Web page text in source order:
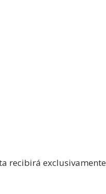
recibirá exclusivamente